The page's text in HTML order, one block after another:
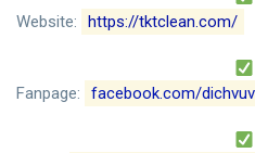
Website: https://tktclean.com/
Fanpage: facebook.com/